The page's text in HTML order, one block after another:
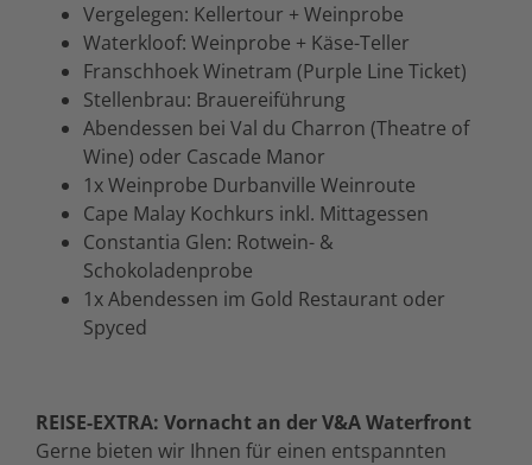
Vergelegen: Kellertour + Weinprobe
Waterkloof: Weinprobe + Käse-Teller
Franschhoek Winetram (Purple Line Ticket)
Stellenbrau: Brauereiführung
Abendessen bei Val du Charron (Theatre of
Wine) oder Cascade Manor
1x Weinprobe Durbanville Weinroute
Cape Malay Kochkurs inkl. Mittagessen
Constantia Glen: Rotwein- &
Schokoladenprobe
1x Abendessen im Gold Restaurant oder
Spyced
REISE-EXTRA: Vornacht an der V&A Waterfront
Gerne bieten wir Ihnen für einen entspannten